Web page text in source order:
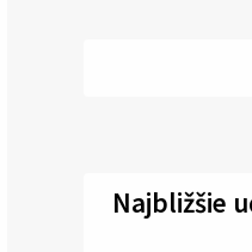
Najbližšie